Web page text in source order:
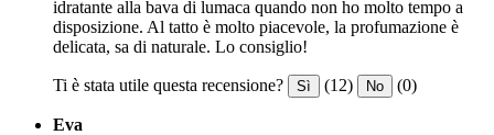
idratante alla bava di lumaca quando non ho molto tempo a
disposizione. Al tatto è molto piacevole, la profumazione è
delicata, sa di naturale. Lo consiglio!
Ti è stata utile questa recensione? Sì (12) No (0)
Eva